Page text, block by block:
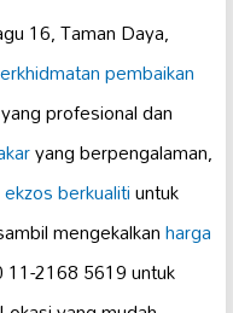
16, Taman Daya,
pembaikan
profesional dan
yang berpengalaman,
ekzos berkualitiuntuk
mengekalkanharga
2168 5619 untuk